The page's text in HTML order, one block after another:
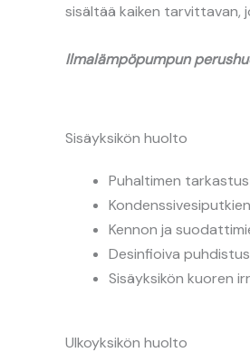
sisältää kaiken tarvittavan,
Ilmalämpöpumpun
Sisäyksikön huolto
Puhaltimen
Kennon ja
Desinfioiva
Sisäyksikön kuoren
Ulkoyksikön huolto